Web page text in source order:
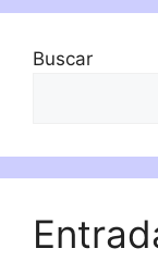
Buscar